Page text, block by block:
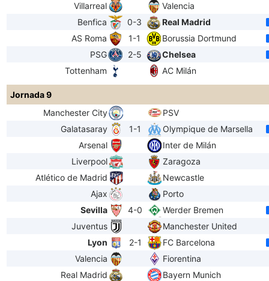
Villarreal
Valencia
Benfica
0-3
Real Madrid
AS Roma
1-1
Borussia Dortmund
PSG
2-5
Chelsea
Tottenham
AC Milán
Jornada 9
Manchester City
PSV
Galatasaray
1-1
Olympique de Marsella
Arsenal
Inter de Milán
Liverpool
Zaragoza
Atlético de Madrid
Newcastle
Ajax
Porto
Sevilla
4-0
Werder Bremen
Juventus
Manchester United
Lyon
2-1
FC Barcelona
Valencia
Fiorentina
Real Madrid
Bayern Munich